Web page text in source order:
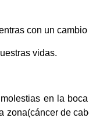
con un
vidas.
en la
de